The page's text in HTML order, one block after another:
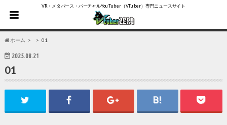
VR・メタバース・バーチャルYouTuber（VTuber）専門ニュースサイト
ホーム 01
2025.08.21
01